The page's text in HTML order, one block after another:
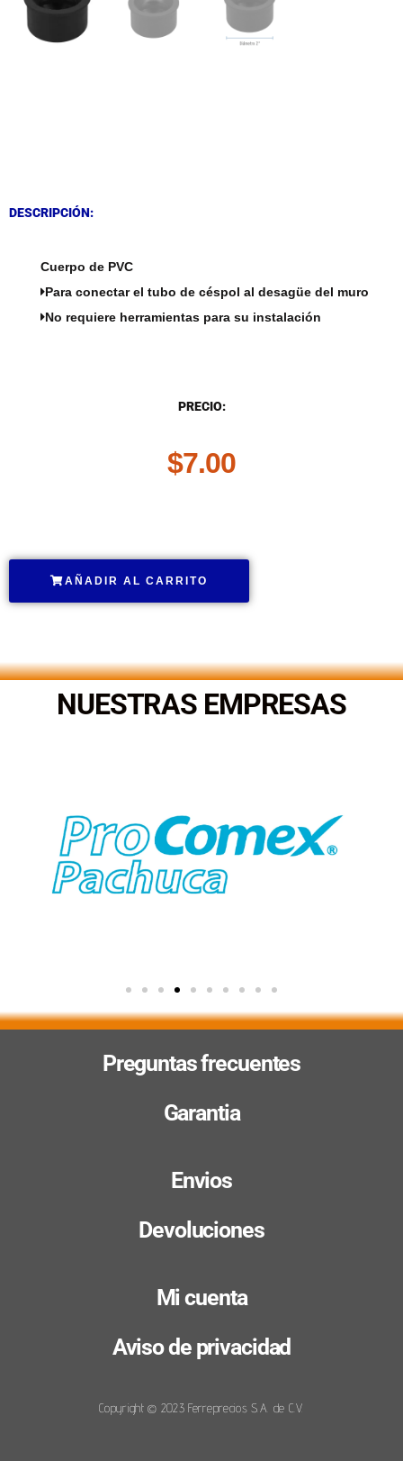
DESCRIPCIÓN:
Cuerpo de PVC
Para conectar el tubo de céspol al desagüe del muro
No requiere herramientas para su instalación
PRECIO:
$7.00
AÑADIR AL CARRITO
NUESTRAS EMPRESAS
Preguntas frecuentes
Garantia
Envios
Devoluciones
Mi cuenta
Aviso de privacidad
Copyright © 2023 Ferreprecios S.A. de C.V.